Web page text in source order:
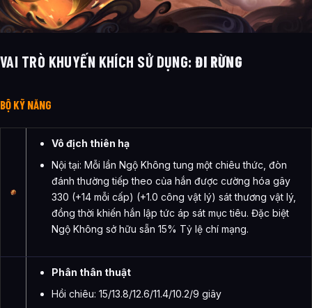
VAI TRÒ KHUYẾN KHÍCH SỬ DỤNG:ĐI RỪNG
BỘ KỸ NĂNG
Vô địch thiên hạ
Nội tại: Mỗi lần Ngộ Không tung một chiêu thức, đòn
đánh thường tiếp theo của hắn được cường hóa gây
330 (+14 mỗi cấp) (+1.0 công vật lý) sát thương vật lý,
đồng thời khiến hắn lập tức áp sát mục tiêu. Đặc biệt
Ngộ Không sở hữu sẵn 15% Tỷ lệ chí mạng.
Phân thân thuật
Hồi chiêu: 15/13.8/12.6/11.4/10.2/9 giây